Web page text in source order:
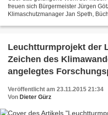
freuen sich Bürgermeister Jürgen
Klimaschutzmanager Jan Speth,
Leuchtturmprojekt der
Zeichen des
angelegtes
Stadt-Bäume
Veröffentlicht am 23.11.2015 21:34
Von Dieter Gürz